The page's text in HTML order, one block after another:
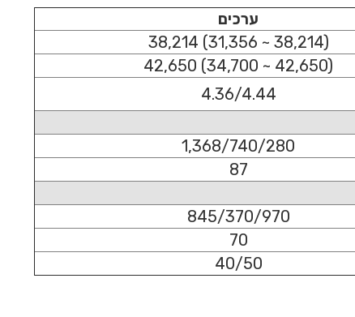
ערכים
38,214 (31,356 ~ 38,214)
42,650 (34,700 ~ 42,650)
4.36/4.44
1,368/740/280
87
845/370/970
70
40/50